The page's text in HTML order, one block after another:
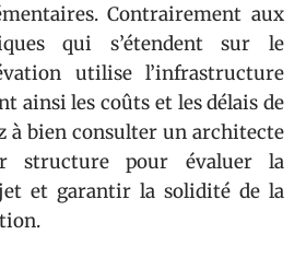
Contrairement aux
qui s’étendent sur le
utilise l’infrastructure
ainsi les coûts et les délais de
à bien consulter un architecte
structure pour évaluer la
et garantir la solidité de la